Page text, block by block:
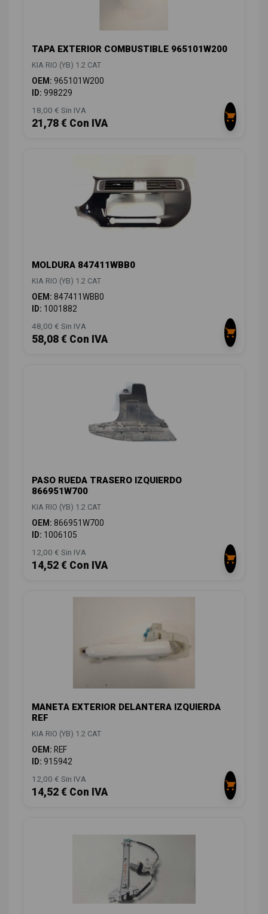
TAPA EXTERIOR COMBUSTIBLE 965101W200
KIA RIO (YB) 1.2 CAT
OEM: 965101W200
ID: 998229
18,00 € Sin IVA
21,78 € Con IVA
MOLDURA 847411WBB0
KIA RIO (YB) 1.2 CAT
OEM: 847411WBB0
ID: 1001882
48,00 € Sin IVA
58,08 € Con IVA
PASO RUEDA TRASERO IZQUIERDO
866951W700
KIA RIO (YB) 1.2 CAT
OEM: 866951W700
ID: 1006105
12,00 € Sin IVA
14,52 € Con IVA
MANETA EXTERIOR DELANTERA IZQUIERDA
REF
KIA RIO (YB) 1.2 CAT
OEM: REF
ID: 915942
12,00 € Sin IVA
14,52 € Con IVA